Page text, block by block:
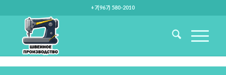
+7(967) 580-2010